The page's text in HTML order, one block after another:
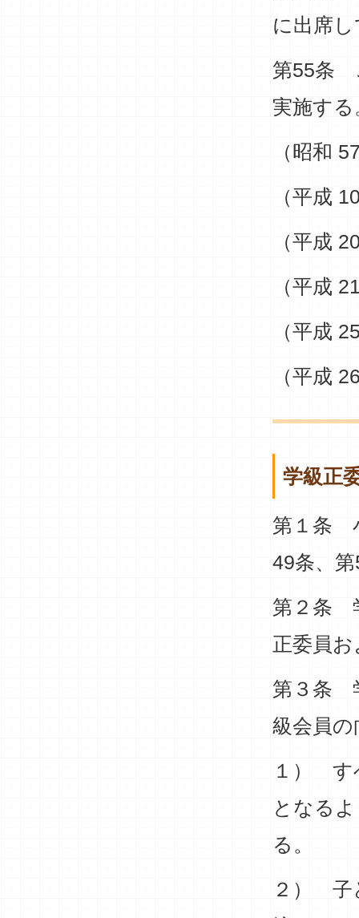
に出席
第55条
実施する
（昭和
（平成
（平成
（平成
（平成
（平成
学級正
第１条
49条、
第２条
正委員
第３条
級会員
１） す
となる
る。
２） 子